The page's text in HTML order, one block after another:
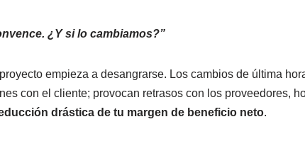
¿Y si lo cambiamos?”
empieza a desangrarse. Los cambios de última
con el cliente; provocan retrasos con los proveedores,
drástica de tu margen de beneficio neto.